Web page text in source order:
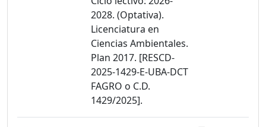
2028. (Optativa).
Licenciatura en
Ciencias Ambientales.
Plan 2017. [RESCD-
2025-1429-E-UBA-DCT
FAGRO o C.D.
1429/2025].